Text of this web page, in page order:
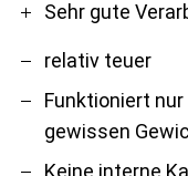
Sehr gute
relativ teuer
Funktioniert
gewissen
Keine interne